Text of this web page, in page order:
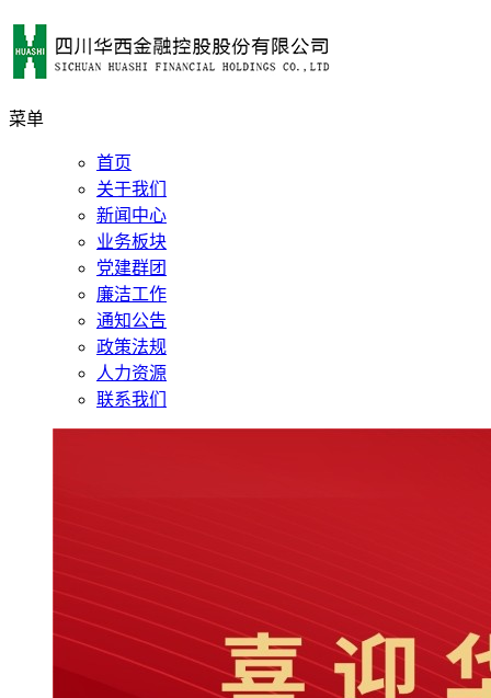
菜单
首页
关于我们
新闻中心
业务板块
党建群团
廉洁工作
通知公告
政策法规
人力资源
联系我们